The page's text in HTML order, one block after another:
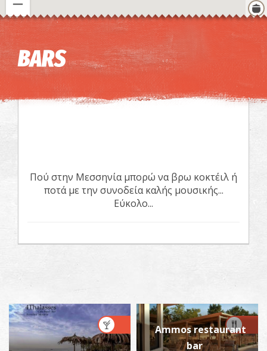
Η εικόνα ενδέχεται να υπόκειται σε πνευματικά δικαιώματα Όροι
BARS
Πού στην Μεσσηνία μπορώ να βρω κοκτέιλ ή
ποτά με την συνοδεία καλής μουσικής...
Εύκολο...
Ammos restaurant
bar